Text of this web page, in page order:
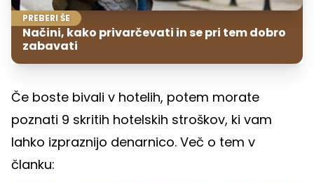
PREBERI ŠE
Načini, kako privarčevati in se pri tem dobro
zabavati
Če boste bivali v hotelih, potem morate
poznati 9 skritih hotelskih stroškov, ki vam
lahko izpraznijo denarnico. Več o tem v
članku: